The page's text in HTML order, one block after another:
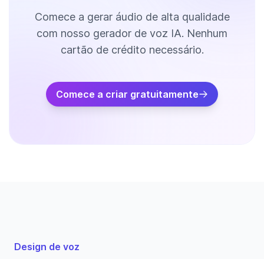
Comece a gerar áudio de alta qualidade
com nosso gerador de voz IA. Nenhum
cartão de crédito necessário.
Comece a criar gratuitamente
Design de voz